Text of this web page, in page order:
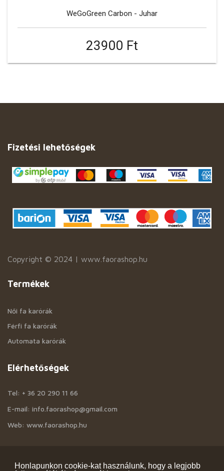
Honlapunkon cookie-kat használunk, hogy a legjobb
WeGoGreen Carbon - Juhar
23900 Ft
Fizetési lehetőségek
Copyright © 2024 | www.faorashop.hu
Termékek
Női fa karórák
Férfi fa karórák
Automata karórák
Elérhetőségek
Tel: + 36 20 290 11 66
E-mail: info.faorashop@gmail.com
Web: www.faorashop.hu